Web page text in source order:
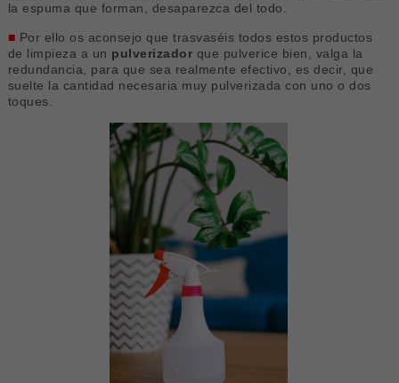
la espuma que forman, desaparezca del todo.
■ Por ello os aconsejo que trasvaséis todos estos productos
de limpieza a un pulverizador que pulverice bien, valga la
redundancia, para que sea realmente efectivo, es decir, que
suelte la cantidad necesaria muy pulverizada con uno o dos
toques.